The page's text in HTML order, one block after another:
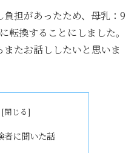
担があったため、母乳：9
転換することにしました。
たお話ししたいと思いま
者に聞いた話